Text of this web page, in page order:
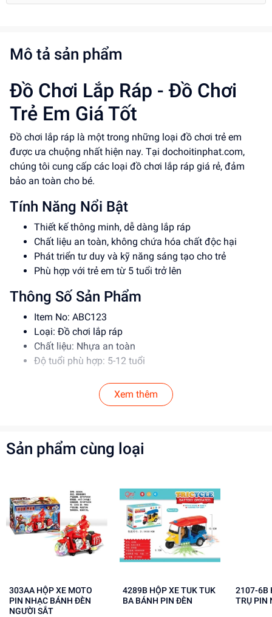
Mô tả sản phẩm
Đồ Chơi Lắp Ráp - Đồ Chơi
Trẻ Em Giá Tốt
Đồ chơi lắp ráp là một trong những loại đồ chơi trẻ em
được ưa chuộng nhất hiện nay. Tại dochoitinphat.com,
chúng tôi cung cấp các loại đồ chơi lắp ráp giá rẻ, đảm
bảo an toàn cho bé.
Tính Năng Nổi Bật
Thiết kế thông minh, dễ dàng lắp ráp
Chất liệu an toàn, không chứa hóa chất độc hại
Phát triển tư duy và kỹ năng sáng tạo cho trẻ
Phù hợp với trẻ em từ 5 tuổi trở lên
Thông Số Sản Phẩm
Item No: ABC123
Loại: Đồ chơi lắp ráp
Chất liệu: Nhựa an toàn
Độ tuổi phù hợp: 5-12 tuổi
Hướng Dẫn Sử Dụng
Đọc kỹ hướng dẫn trước khi sử dụng
Lợi Ích Phát Triển
Cải thiện khả năng giải quyết vấn đề
Tăng cường kỹ năng phối hợp và cân bằng
Mua ngay tạidochoitinphat.com, chúng tôi cung cấp giá sỉ
cho khách buôn. Liên hệ với chúng tôi để biết thêm thông
Xem thêm
Sản phẩm cùng loại
303AA HỘP XE MOTO
PIN NHẠC BÁNH ĐÈN
NGƯỜI SẮT
4289B HỘP XE TUK TUK
BA BÁNH PIN ĐÈN
2107-6B HỘP TÀU VŨ
TRỤ PIN